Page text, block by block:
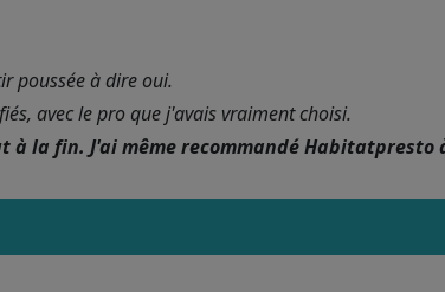
poussée à dire oui.
avec le pro que j'avais vraiment choisi.
la fin. J'ai même recommandé Habitatpresto